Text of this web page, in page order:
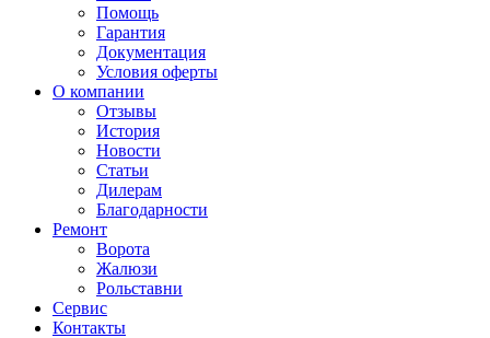
Помощь
Гарантия
Документация
Условия оферты
О компании
Отзывы
История
Новости
Статьи
Дилерам
Благодарности
Ремонт
Ворота
Жалюзи
Рольставни
Сервис
Контакты